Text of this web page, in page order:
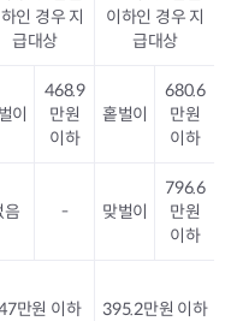
인 경우 지
급대상
이하인 경우 지
급대상
이
468.9
만원
이하
홑벌이
680.6
만원
이하
음 - 맞벌이
796.6
만원
이하
만원 이하 395.2만원 이하